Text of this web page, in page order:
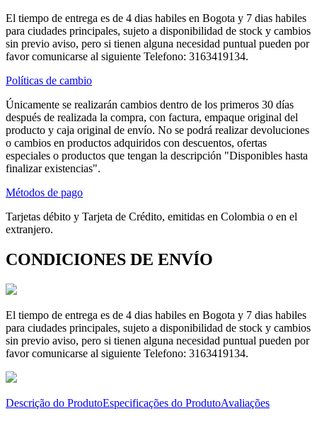
El tiempo de entrega es de 4 dias habiles en Bogota y 7 dias habiles
para ciudades principales, sujeto a disponibilidad de stock y cambios
sin previo aviso, pero si tienen alguna necesidad puntual pueden por
favor comunicarse al siguiente Telefono: 3163419134.
Políticas de cambio
Únicamente se realizarán cambios dentro de los primeros 30 días
después de realizada la compra, con factura, empaque original del
producto y caja original de envío. No se podrá realizar devoluciones
o cambios en productos adquiridos con descuentos, ofertas
especiales o productos que tengan la descripción "Disponibles hasta
finalizar existencias".
Métodos de pago
Tarjetas débito y Tarjeta de Crédito, emitidas en Colombia o en el
extranjero.
CONDICIONES DE ENVÍO
El tiempo de entrega es de 4 dias habiles en Bogota y 7 dias habiles
para ciudades principales, sujeto a disponibilidad de stock y cambios
sin previo aviso, pero si tienen alguna necesidad puntual pueden por
favor comunicarse al siguiente Telefono: 3163419134.
Descrição do ProdutoEspecificações do ProdutoAvaliações